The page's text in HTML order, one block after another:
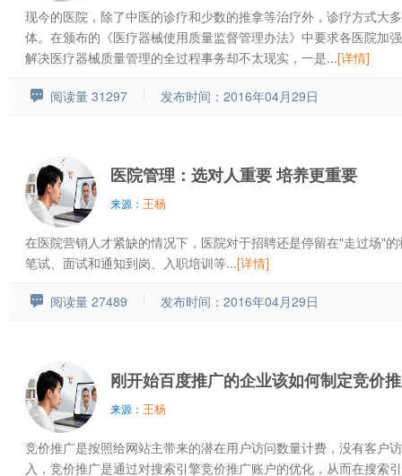
现今的医院，除了中医的诊疗和少数的推拿等治疗外，诊疗方式大
体。在颁布的《医疗器械使用质量监督管理办法》中要求各医院加
解决医疗器械质量管理的全过程事务却不太现实，一是...[详情]
阅读量 31297 发布时间：2016年04月29日
医院管理：选对人重要 培养更重要
来源： 王杨
在医院营销人才紧缺的情况下，医院对于招聘还是停留在"走过场"
笔试、面试和通知到岗、入职培训等...[详情]
阅读量 27489 发布时间：2016年04月29日
刚开始百度推广的企业该如何制定竞价
来源： 王杨
竞价推广是按照给网站主带来的潜在用户访问数量计费，没有客户
入，竞价推广是通过对搜索引擎竞价推广账户的优化，从而在搜索